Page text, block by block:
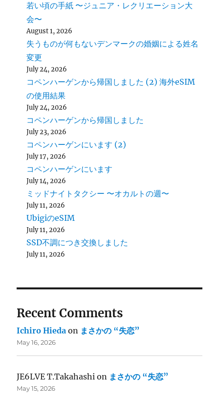
若い頃の手紙 〜ジュニア・レクリエーション大
会〜
August 1, 2026
失うものが何もないデンマークの婚姻による姓名
変更
July 24, 2026
コペンハーゲンから帰国しました (2) 海外eSIM
の使用結果
July 24, 2026
コペンハーゲンから帰国しました
July 23, 2026
コペンハーゲンにいます (2)
July 17, 2026
コペンハーゲンにいます
July 14, 2026
ミッドナイトタクシー 〜オカルトの週〜
July 11, 2026
UbigiのeSIM
July 11, 2026
SSD不調につき交換しました
July 11, 2026
Recent Comments
Ichiro Hieda on まさかの “失恋”
May 16, 2026
JE6LVE T.Takahashi on まさかの “失恋”
May 15, 2026